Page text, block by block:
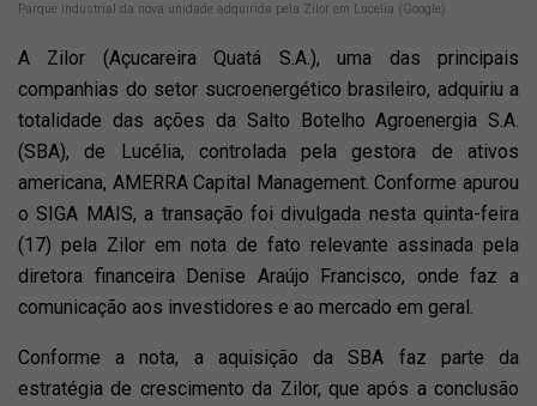
Parque industrial da nova unidade adquirida pela Zilor em Lucelia (Google).
A Zilor (Açucareira Quatá S.A.), uma das principais
companhias do setor sucroenergético brasileiro, adquiriu a
totalidade das ações da Salto Botelho Agroenergia S.A.
(SBA), de Lucélia, controlada pela gestora de ativos
americana, AMERRA Capital Management. Conforme apurou
o SIGA MAIS, a transação foi divulgada nesta quinta-feira
(17) pela Zilor em nota de fato relevante assinada pela
diretora financeira Denise Araújo Francisco, onde faz a
comunicação aos investidores e ao mercado em geral.
Conforme a nota, a aquisição da SBA faz parte da
estratégia de crescimento da Zilor, que após a conclusão